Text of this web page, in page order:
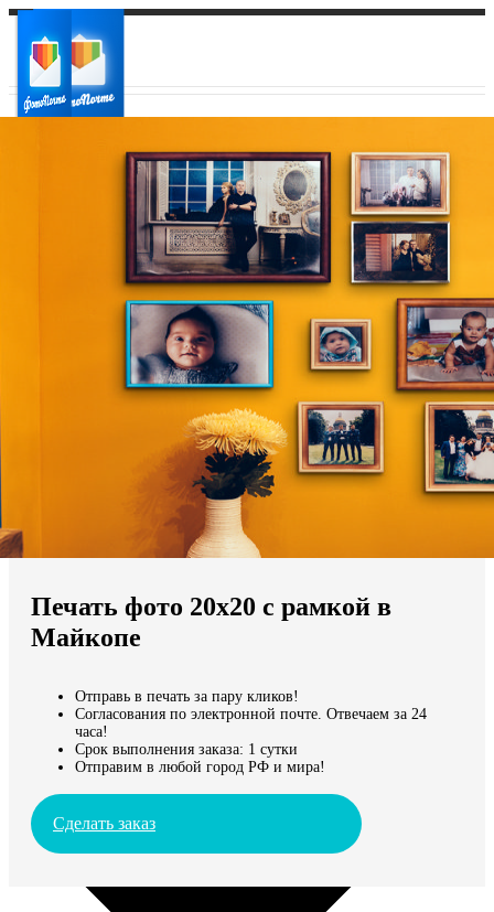
Ваш регион доставки
Выберите из списка:
Мы доставляем по всему миру
Продолжить без города
Печать фото 20х20 с рамкой в
Майкопе
Отправь в печать за пару кликов!
Согласования по электронной почте. Отвечаем за 24
часа!
Срок выполнения заказа: 1 сутки
Отправим в любой город РФ и мира!
Сделать заказ